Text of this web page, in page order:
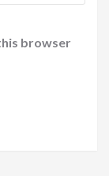
browser